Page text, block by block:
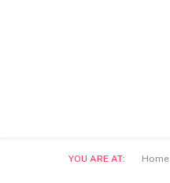
YOU ARE AT: Home